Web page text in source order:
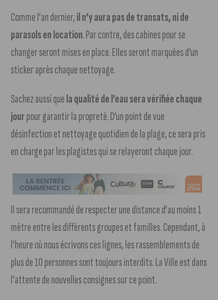
Comme l’an dernier,il n’y aura pas de transats, ni de
parasols en location. Par contre, des cabines pour se
changer seront mises en place. Elles seront marquées d’un
sticker après chaque nettoyage.
Sachez aussi quela qualité de l’eau sera vérifiée chaque
jourpour garantir la propreté. D’un point de vue
désinfection et nettoyage quotidien de la plage, ce sera pris
en charge par les plagistes qui se relayeront chaque jour.
Il sera recommandé de respecter une distance d’au moins 1
mètre entre les différents groupes et familles. Cependant, à
l’heure où nous écrivons ces lignes, les rassemblements de
plus de 10 personnes sont toujours interdits. La Ville est dans
l’attente de nouvelles consignes sur ce point.